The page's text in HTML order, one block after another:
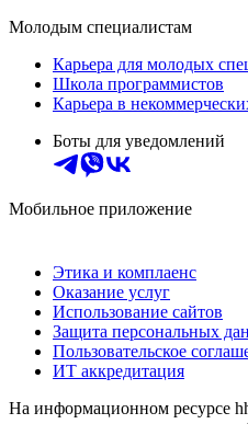
Молодым специалистам
Карьера для молодых
Школа программистов
Карьера в
Боты для уведомлений
Мобильное приложение
Этика и комплаенс
Оказание услуг
Использование сайтов
Защита персональных
Пользовательское
ИТ аккредитация
На информационном ресурсе